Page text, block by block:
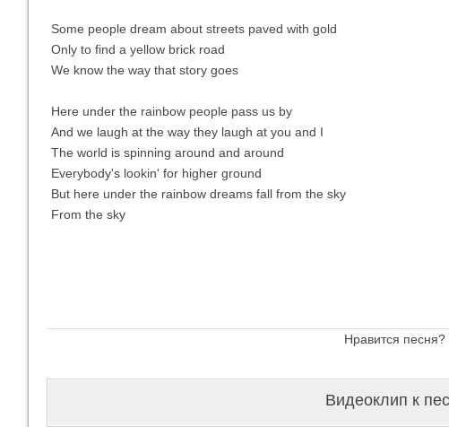
Some people dream about streets paved with gold
Only to find a yellow brick road
We know the way that story goes
Here under the rainbow people pass us by
And we laugh at the way they laugh at you and I
The world is spinning around and around
Everybody's lookin' for higher ground
But here under the rainbow dreams fall from the sky
From the sky
Нравится
Видеоклип к